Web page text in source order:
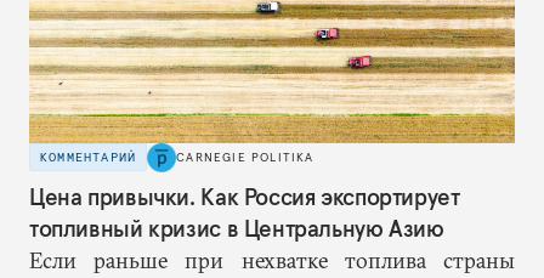
КОММЕНТАРИЙ CARNEGIE POLITIKA
Цена привычки. Как Россия экспортирует
топливный кризис в Центральную Азию
Если раньше при нехватке топлива страны